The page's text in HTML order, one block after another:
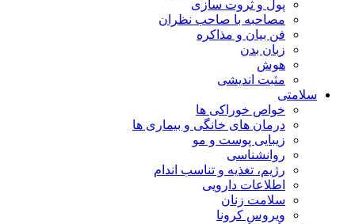
پول و ثروت سازی
مصاحبه با صاحب نظران
فن بیان و مذاکره
زبان بدن
هوش
مثبت اندیشی
سلامتی
خواص خوراکی ها
درمان های خانگی و بیماری ها
زیبایی پوست و مو
روانشناسی
رژیم، تغذیه و تناسب اندام
اطلاعات دارویی
سلامت زنان
ویروس کرونا